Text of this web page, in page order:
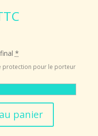
:
€.
*
protection pour le porteur
panier